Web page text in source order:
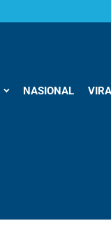
NASIONAL